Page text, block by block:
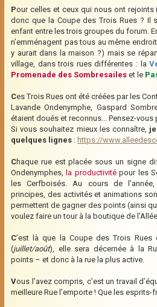
Pour celles et ceux qui nous ont rejoints
donc que la Coupe des Trois Rues ? Il
enfant entre les trois groupes du forum.
n’emménagent pas tous au même
y aurait dans la maison ?) mais se
village, dans trois rues différentes : la
Promenade des Sombresailes et le
Ces Trois Rues ont été créées par les
Lavande Ondenymphe, Gaspard
étaient doués et reconnus... Pensez-vous
Si vous souhaitez mieux les connaître,
quelques lignes : https://
Chaque rue est placée sous un signe
Ondenymphes, la productivitépour les
les Cerfboisés. Au cours de
principes, des activités et animations
permettent de gagner des points (ainsi
voulez faire un tour à la boutique de
C’est là que la Coupe des Trois Rues
(juillet/août), elle sera décernée à la
points – et donc à la rue la plus active.
Vous l’avez compris, c’est un travail
meilleure Rue l’emporte ! Que les